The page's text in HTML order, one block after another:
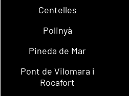
Centelles
Polinyà
Pineda de Mar
Pont de Vilomara i
Rocafort